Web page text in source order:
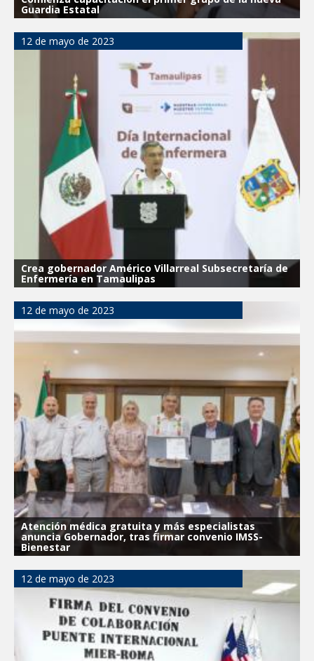
Guardia Estatal
12 de mayo de 2023
Crea gobernador Américo Villarreal Subsecretaría de
Enfermería en Tamaulipas
12 de mayo de 2023
Atención médica gratuita y más especialistas
anuncia Gobernador, tras firmar convenio IMSS-
Bienestar
12 de mayo de 2023